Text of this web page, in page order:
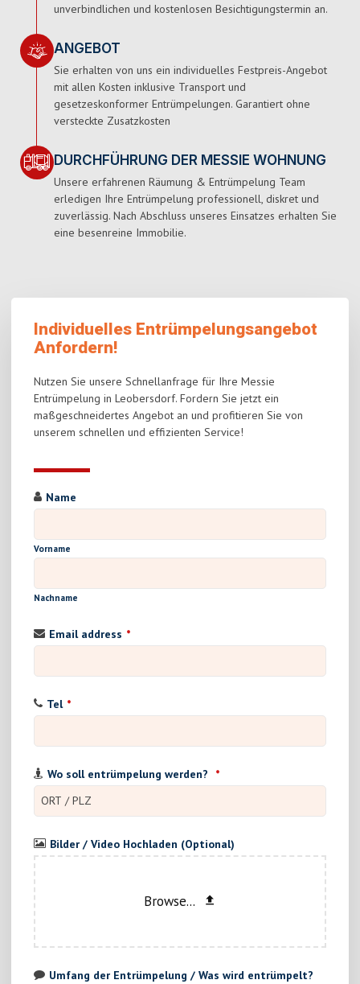
unverbindlichen und kostenlosen Besichtigungstermin an.
ANGEBOT
Sie erhalten von uns ein individuelles Festpreis-Angebot
mit allen Kosten inklusive Transport und
gesetzeskonformer Entrümpelungen. Garantiert ohne
versteckte Zusatzkosten
DURCHFÜHRUNG DER MESSIE WOHNUNG
Unsere erfahrenen Räumung & Entrümpelung Team
erledigen Ihre Entrümpelung professionell, diskret und
zuverlässig. Nach Abschluss unseres Einsatzes erhalten Sie
eine besenreine Immobilie.
Individuelles Entrümpelungsangebot
Anfordern!
Nutzen Sie unsere Schnellanfrage für Ihre Messie
Entrümpelung in Leobersdorf. Fordern Sie jetzt ein
maßgeschneidertes Angebot an und profitieren Sie von
unserem schnellen und effizienten Service!
Name
Vorname
Nachname
Email address *
Tel *
Wo soll entrümpelung werden? *
Bilder / Video Hochladen (Optional)
Browse...
Umfang der Entrümpelung / Was wird entrümpelt?